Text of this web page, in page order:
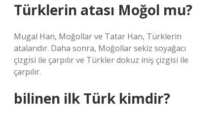
Türklerin atası Moğol mu?
Mugal Han, Moğollar ve Tatar Han, Türklerin
atalarıdır. Daha sonra, Moğollar sekiz soyağacı
çizgisi ile çarpılır ve Türkler dokuz iniş çizgisi ile
çarpılır.
bilinen ilk Türk kimdir?